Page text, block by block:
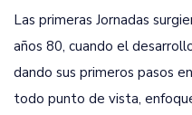
Las primeras Jornadas
años 80, cuando el
dando sus primeros pasos
todo punto de vista,